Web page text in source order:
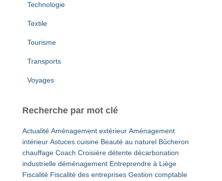
Technologie
Textile
Tourisme
Transports
Voyages
Recherche par mot clé
Actualité Aménagement extérieur Aménagement
intérieur Astuces cuisine Beauté au naturel Bûcheron
chauffage Coach Croisière détente décarbonation
industrielle déménagement Entreprendre à Liège
Fiscalité Fiscalité des entreprises Gestion comptable